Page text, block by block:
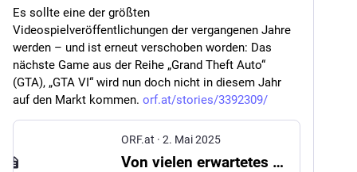
Es sollte eine der größten
Videospielveröffentlichungen der vergangenen Jahre
werden – und ist erneut verschoben worden: Das
nächste Game aus der Reihe „Grand Theft Auto“
(GTA), „GTA VI“ wird nun doch nicht in diesem Jahr
auf den Markt kommen. orf.at/stories/3392309/
ORF.at · 2. Mai 2025
Von vielen erwartetes Spiel „GTA VI“ erneut verschoben